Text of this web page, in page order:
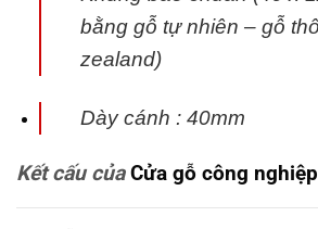
bằng gỗ tự nhiên – gỗ
zealand)
Dày cánh : 40mm
Kết cấu củaCửa gỗ công